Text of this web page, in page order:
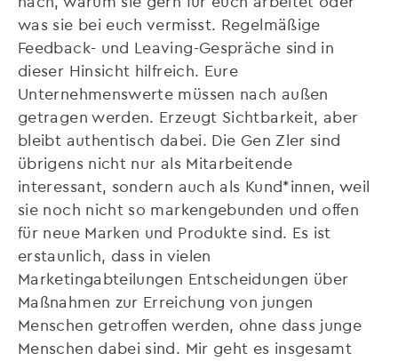
was sie bei euch vermisst. Regelmäßige
Feedback- und Leaving-Gespräche sind in
dieser Hinsicht hilfreich. Eure
Unternehmenswerte müssen nach außen
getragen werden. Erzeugt Sichtbarkeit, aber
bleibt authentisch dabei. Die Gen Zler sind
übrigens nicht nur als Mitarbeitende
interessant, sondern auch als Kund*innen, weil
sie noch nicht so markengebunden und offen
für neue Marken und Produkte sind. Es ist
erstaunlich, dass in vielen
Marketingabteilungen Entscheidungen über
Maßnahmen zur Erreichung von jungen
Menschen getroffen werden, ohne dass junge
Menschen dabei sind. Mir geht es insgesamt